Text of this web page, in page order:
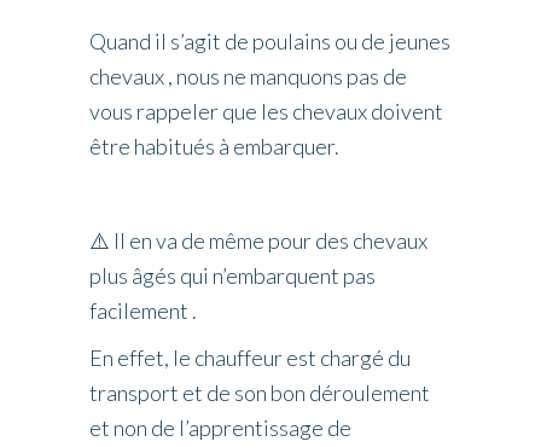
Quand il s’agit de poulains ou de jeunes
chevaux , nous ne manquons pas de
vous rappeler que les chevaux doivent
être habitués à embarquer.
⚠️ Il en va de même pour des chevaux
plus âgés qui n’embarquent pas
facilement .
En effet, le chauffeur est chargé du
transport et de son bon déroulement
et non de l’apprentissage de